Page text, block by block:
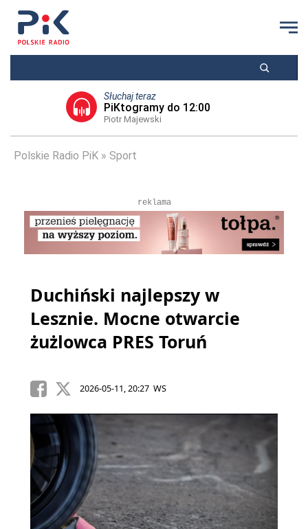
Słuchaj teraz
PiKtogramy do 12:00
Piotr Majewski
Polskie Radio PiK Sport
reklama
Duchiński najlepszy w
Lesznie. Mocne otwarcie
żużlowca PRES Toruń
2026-05-11, 20:27 WS